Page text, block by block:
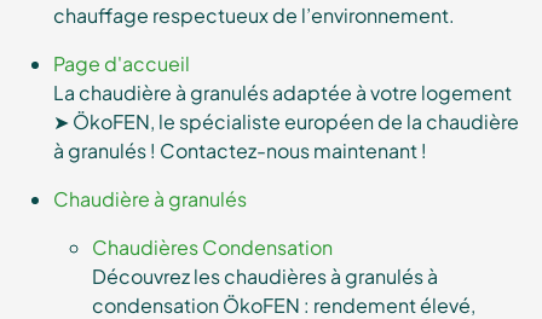
chauffage respectueux de l’environnement.
Page d'accueil
La chaudière à granulés adaptée à votre logement
➤ ÖkoFEN, le spécialiste européen de la chaudière
à granulés ! Contactez-nous maintenant !
Chaudière à granulés
Chaudières Condensation
Découvrez les chaudières à granulés à
condensation ÖkoFEN : rendement élevé,